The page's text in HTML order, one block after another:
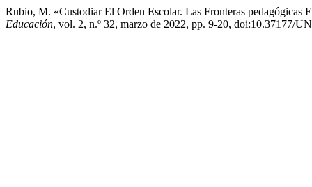
Rubio, M. «Custodiar El Orden Escolar. Las Fronteras pedagógicas
Educación, vol. 2, n.º 32, marzo de 2022, pp. 9-20, doi:10.37177/